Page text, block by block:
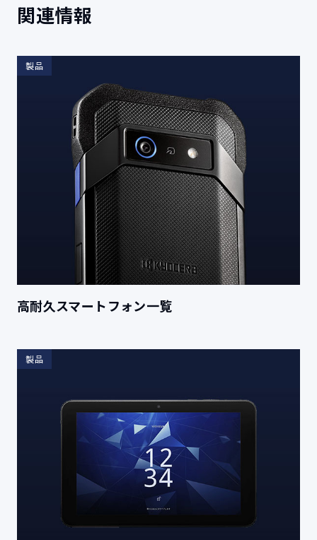
関連情報
製品
高耐久スマートフォン一覧
製品